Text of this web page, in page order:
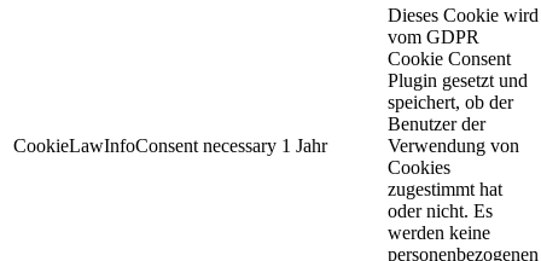
CookieLawInfoConsent necessary 1 Jahr
Dieses Cookie wird
vom GDPR
Cookie Consent
Plugin gesetzt und
speichert, ob der
Benutzer der
Verwendung von
Cookies
zugestimmt hat
oder nicht. Es
werden keine
personenbezogenen